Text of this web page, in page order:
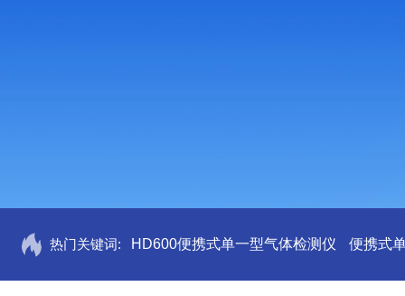
热门关键词: HD600便携式单一型气体检测仪 便携式